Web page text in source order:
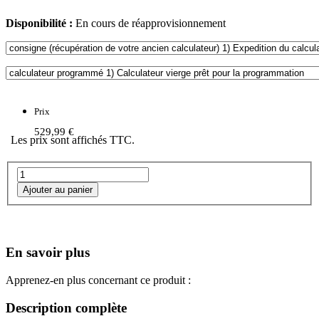
Disponibilité : En cours de réapprovisionnement
Prix
529,99 €
Les prix sont affichés TTC.
En savoir plus
Apprenez-en plus concernant ce produit :
Description complète